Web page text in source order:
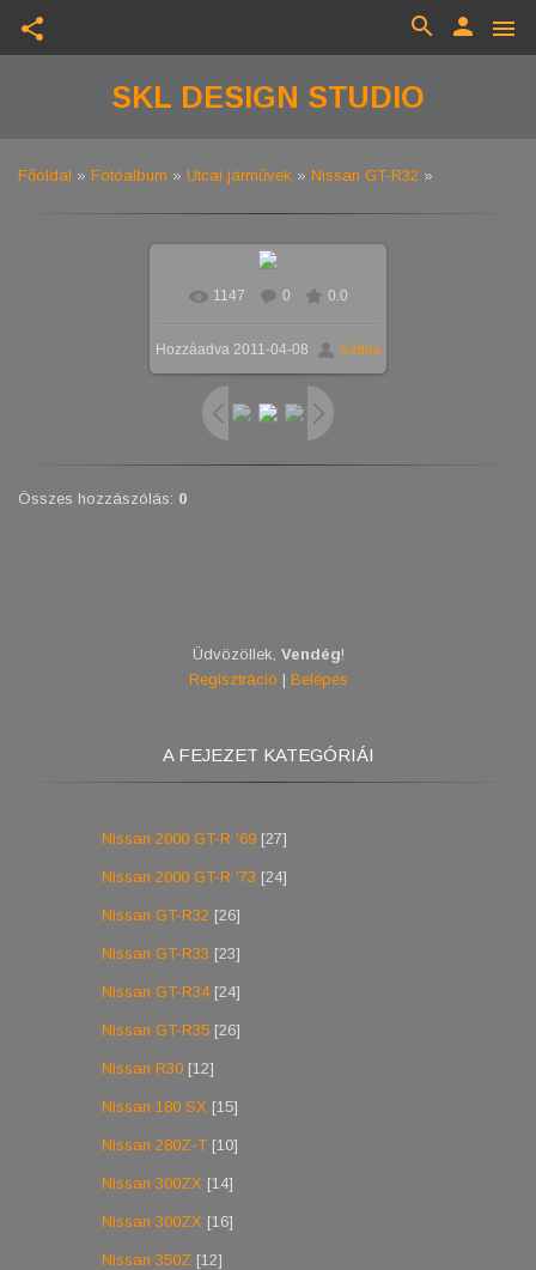
share menu
person
search
SKL DESIGN STUDIO
Főoldal » Fotóalbum » Utcai járművek » Nissan GT-R32 »
1147 0 0.0
Hozzáadva 2011-04-08 Szikla
Összes hozzászólás: 0
Üdvözöllek Vendég!
Regisztráció | Belépés
A FEJEZET KATEGÓRIÁI
Nissan 2000 GT-R '69 [27]
Nissan 2000 GT-R '73 [24]
Nissan GT-R32 [26]
Nissan GT-R33 [23]
Nissan GT-R34 [24]
Nissan GT-R35 [26]
Nissan R30 [12]
Nissan 180 SX [15]
Nissan 280Z-T [10]
Nissan 300ZX [14]
Nissan 300ZX [16]
Nissan 350Z [12]